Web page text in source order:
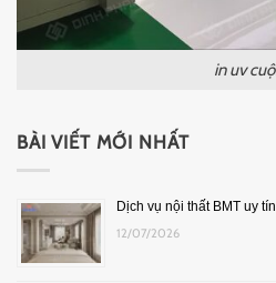
in uv
BÀI VIẾT MỚI NHẤT
Dịch vụ nội thất BMT uy
12/07/2026